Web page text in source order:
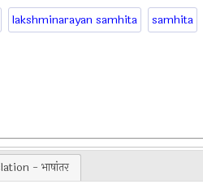
lakshminarayan samhita samhita
- भाषांतर